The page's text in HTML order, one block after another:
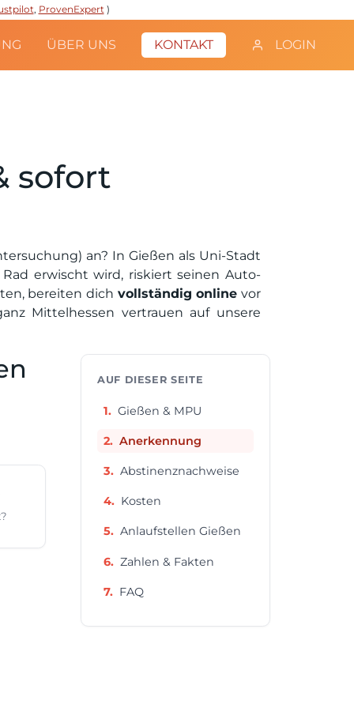
, ProvenExpert)
ÜBER UNS KONTAKT LOGIN
sofort
an? In Gießen als Uni-Stadt
erwischt wird, riskiert seinen Auto-
bereiten dich vollständig online vor
Mittelhessen vertrauen auf unsere
AUF DIESER SEITE
Gießen & MPU
Anerkennung
Abstinenznachweise
Kosten
Anlaufstellen Gießen
Zahlen & Fakten
FAQ